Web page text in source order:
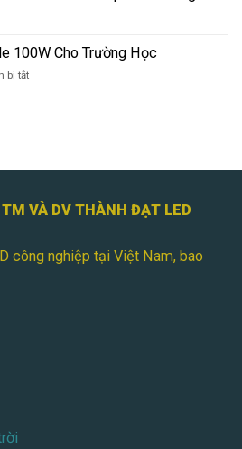
100W
Viện
100W Cho Trường Học
bị tắtở
Trường
VÀ DV THÀNH ĐẠT LED
công nghiệp tại Việt Nam, bao